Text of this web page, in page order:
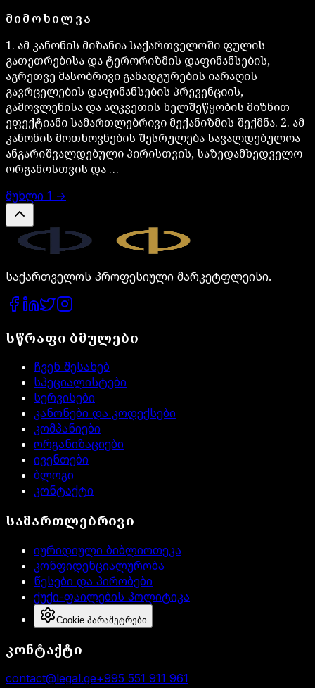
ᲛᲘᲛᲝᲮᲘᲚᲕᲐ
1. ამ კანონის მიზანია საქართველოში ფულის
გათეთრებისა და ტერორიზმის დაფინანსების,
აგრეთვე მასობრივი განადგურების იარაღის
გავრცელების დაფინანსების პრევენციის,
გამოვლენისა და აღკვეთის ხელშეწყობის მიზნით
ეფექტიანი სამართლებრივი მექანიზმის შექმნა. 2. ამ
კანონის მოთხოვნების შესრულება სავალდებულოა
ანგარიშვალდებული პირისთვის, საზედამხედველო
ორგანოსთვის და …
მუხლი 1 →
საქართველოს პროფესიული მარკეტფლეისი.
სწრაფი ბმულები
ჩვენ შესახებ
სპეციალისტები
სერვისები
კანონები და კოდექსები
კომპანიები
ორგანიზაციები
ივენთები
ბლოგი
კონტაქტი
სამართლებრივი
იურიდიული ბიბლიოთეკა
კონფიდენციალურობა
წესები და პირობები
ქუქი-ფაილების პოლიტიკა
Cookie პარამეტრები
კონტაქტი
contact@legal.ge+995 551 911 961